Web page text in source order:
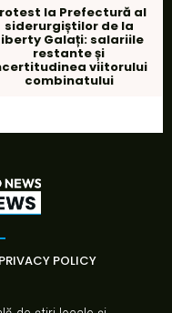
la Prefectură al
siderurgiștilor de la
Galați: salariile
restante și
viitorului
combinatului
PRIVACY POLICY